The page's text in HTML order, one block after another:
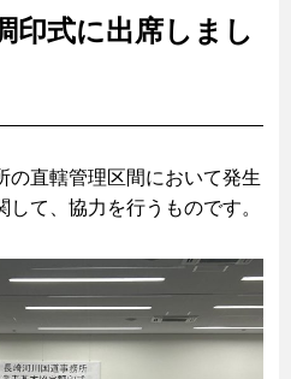
印式に出席しまし
の直轄管理区間において発生
て、協力を行うものです。